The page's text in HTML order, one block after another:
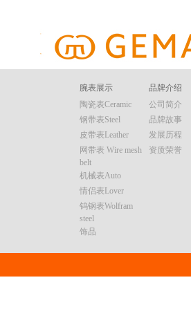
腕表展示
陶瓷表Ceramic
钢带表Steel
皮带表Leather
网带表 Wire mesh
belt
机械表Auto
情侣表Lover
钨钢表Wolfram
steel
饰品
品牌介绍
公司简介
品牌故事
发展历程
资质荣誉